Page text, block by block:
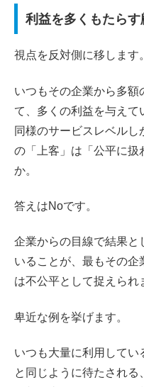
利益を多くもたら
視点を反対側に移します。
いつもその企業から多額
て、多くの利益を与えて
同様のサービスレベル
の「上客」は「公平に扱
か。
答えはNoです。
企業からの目線で結果と
いることが、最もその企
は不公平として捉えられ
卑近な例を挙げます。
いつも大量に利用してい
と同じように待たされ